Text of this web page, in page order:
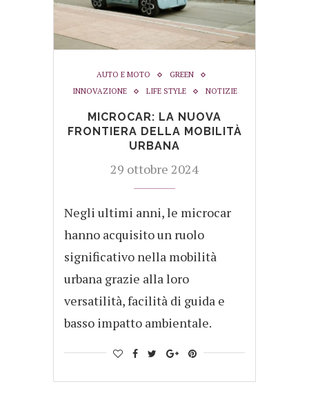
AUTO E MOTO
GREEN
INNOVAZIONE
LIFE STYLE NOTIZIE
MICROCAR: LA NUOVA
FRONTIERA DELLA MOBILITÀ
URBANA
29 ottobre 2024
Negli ultimi anni, le microcar
hanno acquisito un ruolo
significativo nella mobilità
urbana grazie alla loro
versatilità, facilità di guida e
basso impatto ambientale.